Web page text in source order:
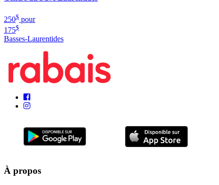
250$ pour
175$
Basses-Laurentides
À propos